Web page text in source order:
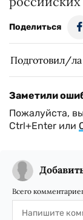
Поделиться
Подготовил/
Заметили
Пожалуйста,
Ctrl+Enter или
Всего